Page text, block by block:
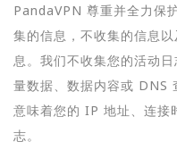
PandaVPN 尊重并全力保
集的信息，不收集的信息
息。我们不收集您的活动
量数据、数据内容或 DNS
意味着您的 IP 地址、连接
志。